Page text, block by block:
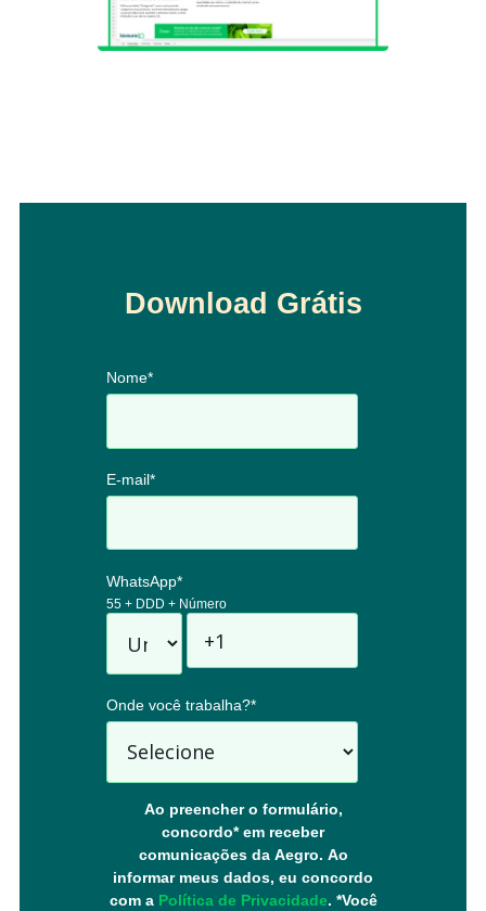
Download Grátis
Nome*
E-mail*
WhatsApp*
55 + DDD + Número
Onde você trabalha?*
Ao preencher o formulário,
concordo* em receber
comunicações da Aegro. Ao
informar meus dados, eu concordo
com a Política de Privacidade. *Você